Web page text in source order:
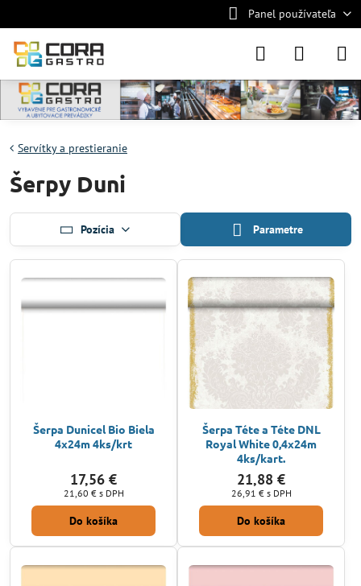
Panel používateľa
Servítky a prestieranie
Šerpy Duni
Pozícia Parametre
Šerpa Dunicel Bio Biela
4x24m 4ks/krt
17,56 €
21,60 € s DPH
Do košíka
Šerpa Téte a Téte DNL
Royal White 0,4x24m
4ks/kart.
21,88 €
26,91 € s DPH
Do košíka